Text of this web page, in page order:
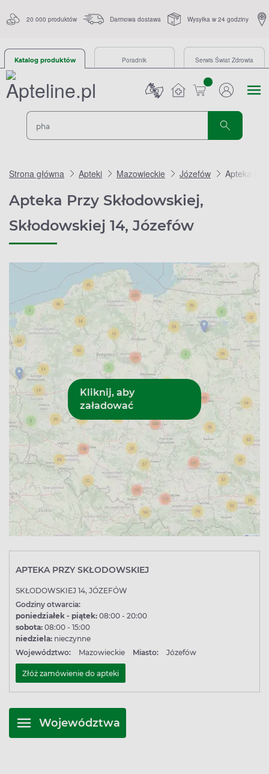
20 000 produktów Darmowa dostawa Wysyłka w 24 godziny
Katalog produktów Poradnik Serwis Świat Zdrowia
sztuk
Strona główna Apteki Mazowieckie Józefów Apteka
Apteka Przy Skłodowskiej,
Skłodowskiej 14, Józefów
APTEKA PRZY SKŁODOWSKIEJ
SKŁODOWSKIEJ 14, JÓZEFÓW
Godziny otwarcia:
poniedziałek - piątek: 08:00 - 20:00
sobota: 08:00 - 15:00
niedziela: nieczynne
Województwo:
Mazowieckie Miasto: Józefów
Złóż zamówienie do apteki
Województwa